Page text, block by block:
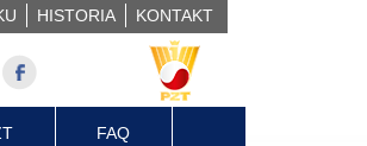
HISTORIA KONTAKT
FAQ